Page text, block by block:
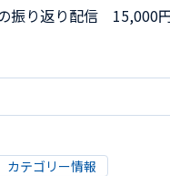
振り返り配信 15,000
カテゴリー情報